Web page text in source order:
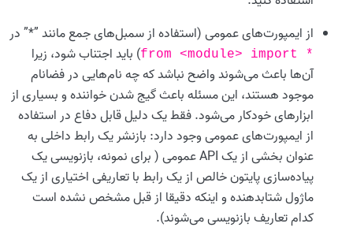
از ایمپورت‌های عمومی (استفاده از سمبل‌های جمع مانند ”*” در
from <module> import *
) باید اجتناب شود، زیرا
آن‌ها باعث می‌شوند واضح نباشد که چه نام‌هایی در فضانام
موجود هستند، این مسئله باعث گیج شدن خواننده و بسیاری از
ابزارهای خودکار می‌شود. فقط یک دلیل قابل دفاع در استفاده
از ایمپورت‌های عمومی وجود دارد: بازنشر یک رابط داخلی به
عنوان بخشی از یک API عمومی ( برای نمونه، بازنویسی یک
پیاده‌سازی پایتون خالص از یک رابط با تعاریفی اختیاری از یک
ماژول شتابدهنده و اینکه دقیقا از قبل مشخص نشده است
کدام تعاریف بازنویسی می‌شوند).